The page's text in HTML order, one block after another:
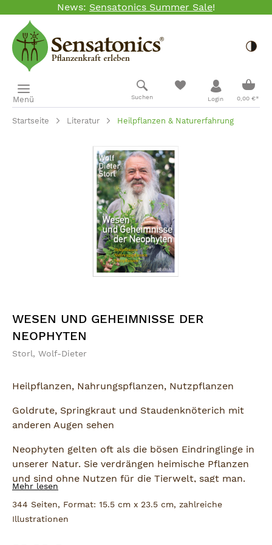
Zum Hauptinhalt springen
News: Sensatonics Summer Sale!
Menü Suchen Login 0,00 €*
Startseite Literatur Heilpflanzen & Naturerfahrung
Bildergalerie überspringen
WESEN UND GEHEIMNISSE DER
NEOPHYTEN
Storl, Wolf-Dieter
Heilpflanzen, Nahrungspflanzen, Nutzpflanzen
Goldrute, Springkraut und Staudenknöterich mit
anderen Augen sehen
Neophyten gelten oft als die bösen Eindringlinge in
unserer Natur. Sie verdrängen heimische Pflanzen
und sind ohne Nutzen für die Tierwelt, sagt man.
Aber stimmt das wirklich? In diesem Buch zeigt
Wolf-Dieter Storl, wie wir mit zugewanderten
Pflanzen Freundschaft schließen können. Er erklärt
Mehr lesen
344 Seiten, Format: 15.5 cm x 23.5 cm, zahlreiche
Illustrationen